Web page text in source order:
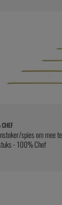
spies om mee
- 100% Chef